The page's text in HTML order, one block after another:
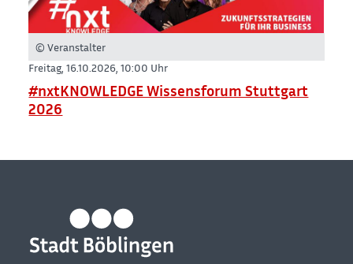
© Veranstalter
Freitag, 16.10.2026,10:00 Uhr
#nxtKNOWLEDGE Wissensforum Stuttgart
2026